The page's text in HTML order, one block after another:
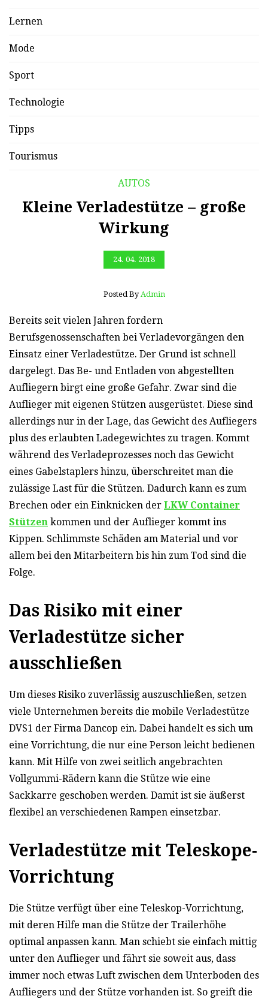
AUTOS
Kleine Verladestütze – große
Wirkung
24. 04. 2018
Posted By Admin
Bereits seit vielen Jahren fordern
Berufsgenossenschaften bei Verladevorgängen den
Einsatz einer Verladestütze. Der Grund ist schnell
dargelegt. Das Be- und Entladen von abgestellten
Aufliegern birgt eine große Gefahr. Zwar sind die
Auflieger mit eigenen Stützen ausgerüstet. Diese sind
allerdings nur in der Lage, das Gewicht des Aufliegers
plus des erlaubten Ladegewichtes zu tragen. Kommt
während des Verladeprozesses noch das Gewicht
eines Gabelstaplers hinzu, überschreitet man die
zulässige Last für die Stützen. Dadurch kann es zum
Brechen oder ein Einknicken der LKW Container
Stützen kommen und der Auflieger kommt ins
Kippen. Schlimmste Schäden am Material und vor
allem bei den Mitarbeitern bis hin zum Tod sind die
Folge.
Das Risiko mit einer
Verladestütze sicher
ausschließen
Um dieses Risiko zuverlässig auszuschließen, setzen
viele Unternehmen bereits die mobile Verladestütze
DVS1 der Firma Dancop ein. Dabei handelt es sich um
eine Vorrichtung, die nur eine Person leicht bedienen
kann. Mit Hilfe von zwei seitlich angebrachten
Vollgummi-Rädern kann die Stütze wie eine
Sackkarre geschoben werden. Damit ist sie äußerst
flexibel an verschiedenen Rampen einsetzbar.
Verladestütze mit Teleskope-
Vorrichtung
Die Stütze verfügt über eine Teleskop-Vorrichtung,
mit deren Hilfe man die Stütze der Trailerhöhe
optimal anpassen kann. Man schiebt sie einfach mittig
unter den Auflieger und fährt sie soweit aus, dass
immer noch etwas Luft zwischen dem Unterboden des
Aufliegers und der Stütze vorhanden ist. So greift die
Lernen
Mode
Sport
Technologie
Tipps
Tourismus